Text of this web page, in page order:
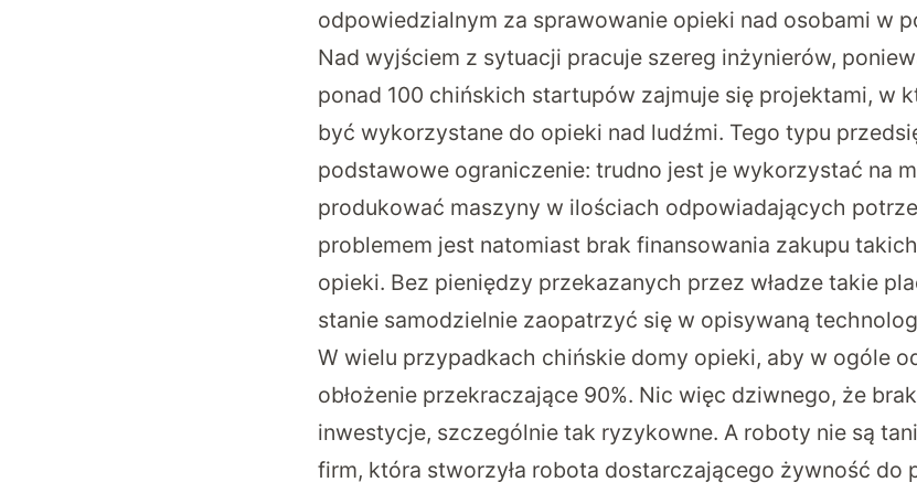
odpowiedzialnym za sprawowanie opieki nad osobami w
Nad wyjściem z sytuacji pracuje szereg inżynierów,
ponad 100 chińskich startupów zajmuje się projektami, w
być wykorzystane do opieki nad ludźmi. Tego typu
podstawowe ograniczenie: trudno jest je wykorzystać na
produkować maszyny w ilościach odpowiadających
problemem jest natomiast brak finansowania zakupu
opieki. Bez pieniędzy przekazanych przez władze takie
stanie samodzielnie zaopatrzyć się w opisywaną
W wielu przypadkach chińskie domy opieki, aby w ogóle
obłożenie przekraczające 90%. Nic więc dziwnego, że
inwestycje, szczególnie tak ryzykowne. A roboty nie są
firm, która stworzyła robota dostarczającego żywność do